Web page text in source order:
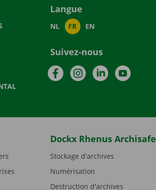
Langue
NL FR EN
Suivez-nous
FacebookInstagramLinkedInYouTube
Dockx Rhenus Archisafe
Stockage d'archives
Numérisation
Destruction d'archives